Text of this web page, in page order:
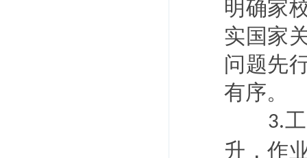
明确家
实国家
问题先
有序。
3.
升，作